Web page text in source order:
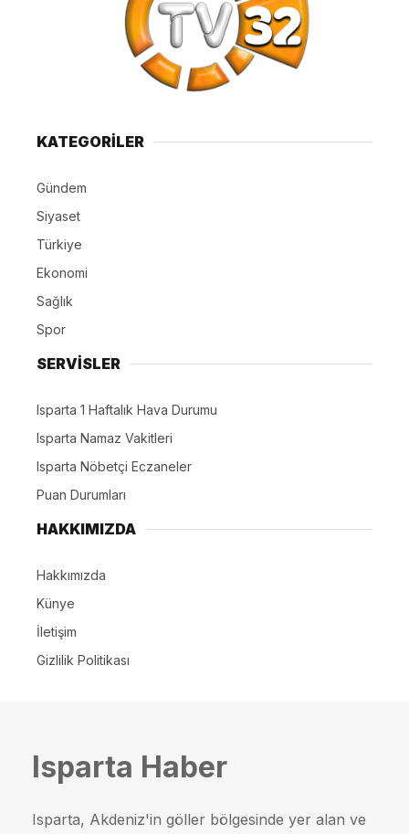
KATEGORİLER
Gündem
Siyaset
Türkiye
Ekonomi
Sağlık
Spor
SERVİSLER
Isparta 1 Haftalık Hava Durumu
Isparta Namaz Vakitleri
Isparta Nöbetçi Eczaneler
Puan Durumları
HAKKIMIZDA
Hakkımızda
Künye
İletişim
Gizlilik Politikası
Isparta Haber
Isparta, Akdeniz'in göller bölgesinde yer alan ve